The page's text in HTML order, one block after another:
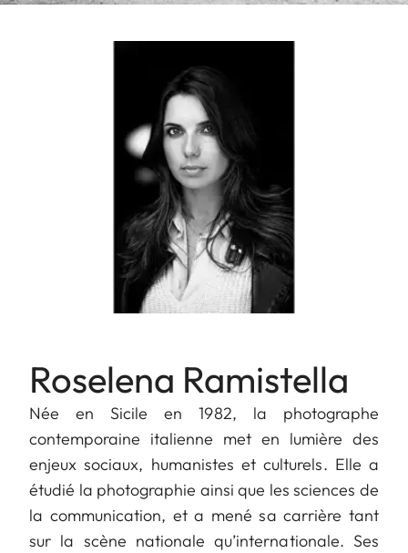
Roselena Ramistella
Née en Sicile en 1982, la photographe
contemporaine italienne met en lumière des
enjeux sociaux, humanistes et culturels. Elle a
étudié la photographie ainsi que les sciences de
la communication, et a mené sa carrière tant
sur la scène nationale qu’internationale. Ses